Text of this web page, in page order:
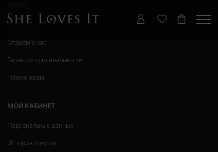
О магазине
Отзывы о нас
Гарантия оригинальности
Промо-коды
МОЙ КАБИНЕТ
Персональные данные
История покупок